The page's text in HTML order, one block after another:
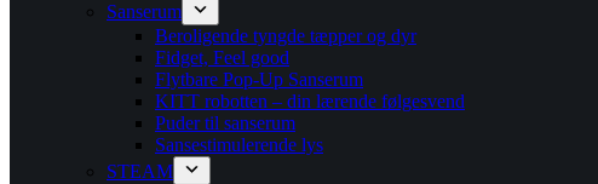
Sanserum
Beroligende tyngde tæpper og dyr
Fidget, Feel good
Flytbare Pop-Up Sanserum
KITT robotten – din lærende følgesvend
Puder til sanserum
Sansestimulerende lys
STEAM